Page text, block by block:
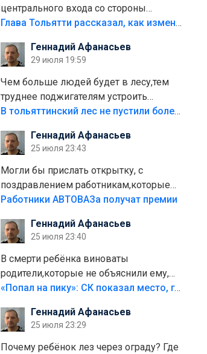
центрального входа со стороны
кафе"Мираж" к аттракционам слабо
плитки не хватило,т.к.осенью и зимой
лежала в парке и испортилась.Да
еще,видимо,часть украли.
Глава Тольятти рассказал, как изменится парк Центрального района
Геннадий Афанасьев
29 июля 19:59
Чем больше людей будет в лесу,тем
труднее поджигателям устроить
пожар.Тех кто разводит костры,тех
полно стоит,почему водители всё
равно едут в лес? Штрафы мизерные.
В тольяттинский лес не пустили более тысячи автомобилей
Геннадий Афанасьев
25 июля 23:43
Могли бы прислать открытку, с
поздравлением работникам,которые
больше сорока лет отработали на
Работники АВТОВАЗа получат премии
Геннадий Афанасьев
25 июля 23:40
В смерти ребёнка виноваты
родители,которые не объяснили ему,
что такое хорошо и что такое плохо!
безумия,есть же калитка,ворота!
Жалко ребёнка,но он сам выбрал свою
судьбу.
«Попал на пику»: СК показал место, где был смертельно травмирован ребенок в Тольятти
Геннадий Афанасьев
25 июля 23:29
Почему ребёнок лез через ограду? Где